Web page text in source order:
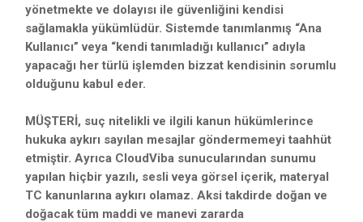
yönetmekte ve dolayısı ile güvenliğini kendisi
sağlamakla yükümlüdür. Sistemde tanımlanmış “Ana
Kullanıcı” veya “kendi tanımladığı kullanıcı” adıyla
yapacağı her türlü işlemden bizzat kendisinin sorumlu
olduğunu kabul eder.
MÜŞTERİ, suç nitelikli ve ilgili kanun hükümlerince
hukuka aykırı sayılan mesajlar göndermemeyi taahhüt
etmiştir. Ayrıca CloudViba sunucularından sunumu
yapılan hiçbir yazılı, sesli veya görsel içerik, materyal
TC kanunlarına aykırı olamaz. Aksi takdirde doğan ve
doğacak tüm maddi ve manevi zararda